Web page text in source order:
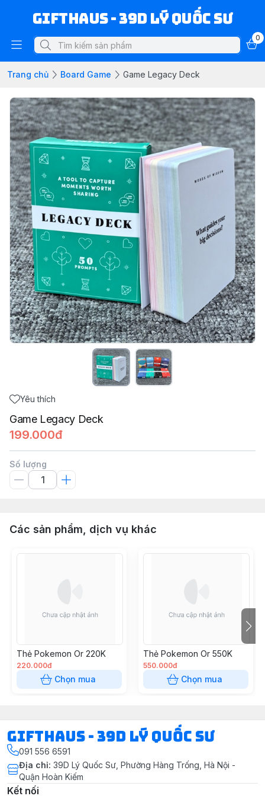
Gifthaus - 39D Lý Quốc Sư
0
Trang chủ Board Game Game Legacy Deck
Yêu thích
Game Legacy Deck
199.000đ
Số lượng
Các sản phẩm, dịch vụ khác
Thẻ Pokemon Or 220K
220.000đ
Chọn mua
Thẻ Pokemon Or 550K
550.000đ
Chọn mua
Gifthaus - 39D Lý Quốc Sư
091 556 6591
Địa chỉ: 39D Lý Quốc Sư, Phường Hàng Trống, Hà Nội -
Quận Hoàn Kiếm
Kết nối